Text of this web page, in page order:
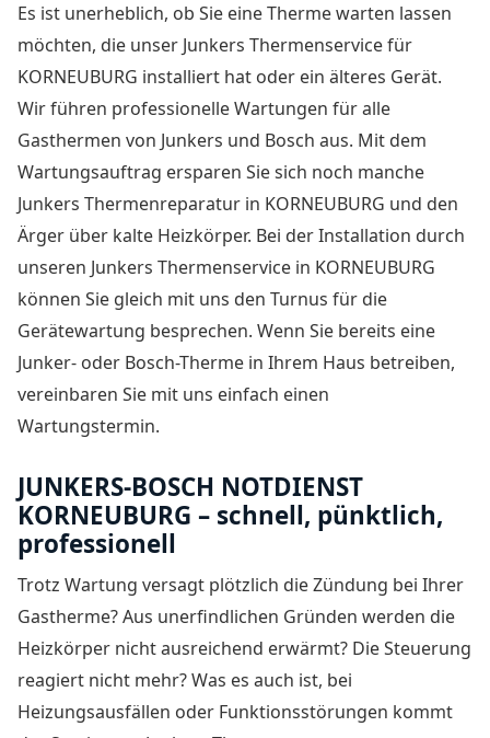
Es ist unerheblich, ob Sie eine Therme warten lassen
möchten, die unser Junkers Thermenservice für
KORNEUBURG installiert hat oder ein älteres Gerät.
Wir führen professionelle Wartungen für alle
Gasthermen von Junkers und Bosch aus. Mit dem
Wartungsauftrag ersparen Sie sich noch manche
Junkers Thermenreparatur in KORNEUBURG und den
Ärger über kalte Heizkörper. Bei der Installation durch
unseren Junkers Thermenservice in KORNEUBURG
können Sie gleich mit uns den Turnus für die
Gerätewartung besprechen. Wenn Sie bereits eine
Junker- oder Bosch-Therme in Ihrem Haus betreiben,
vereinbaren Sie mit uns einfach einen
Wartungstermin.
JUNKERS-BOSCH NOTDIENST
KORNEUBURG – schnell, pünktlich,
professionell
Trotz Wartung versagt plötzlich die Zündung bei Ihrer
Gastherme? Aus unerfindlichen Gründen werden die
Heizkörper nicht ausreichend erwärmt? Die Steuerung
reagiert nicht mehr? Was es auch ist, bei
Heizungsausfällen oder Funktionsstörungen kommt